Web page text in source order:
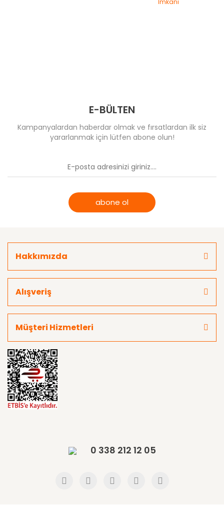
E-BÜLTEN
Kampanyalardan haberdar olmak ve fırsatlardan ilk siz
yararlanmak için lütfen abone olun!
abone ol
Hakkımızda
Alışveriş
Müşteri Hizmetleri
0 338 212 12 05